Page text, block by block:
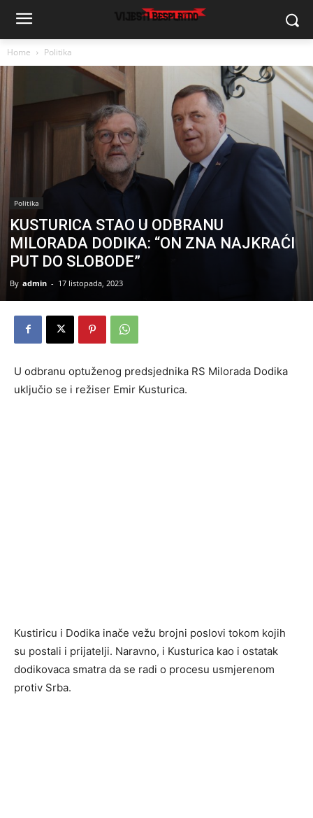
Home Politika
Politika
KUSTURICA STAO U ODBRANU
MILORADA DODIKA: “ON ZNA NAJKRAĆI
PUT DO SLOBODE”
By admin - 17 listopada, 2023
U odbranu optuženog predsjednika RS Milorada Dodika
uključio se i režiser Emir Kusturica.
Kustiricu i Dodika inače vežu brojni poslovi tokom kojih
su postali i prijatelji. Naravno, i Kusturica kao i ostatak
dodikovaca smatra da se radi o procesu usmjerenom
protiv Srba.